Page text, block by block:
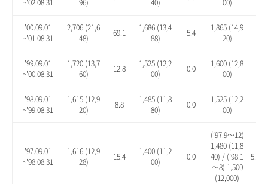
~'02.08.31
96)
40)
00)
'00.09.01
~'01.08.31
2,706 (21,6
48)
69.1
1,686 (13,4
88)
5.4
1,865 (14,9
20)
'99.09.01
~'00.08.31
1,720 (13,7
60)
12.8
1,525 (12,2
00)
0.0
1,600 (12,8
00)
'98.09.01
~'99.08.31
1,615 (12,9
20)
8.8
1,485 (11,8
80)
0.0
1,525 (12,2
00)
'97.09.01
~'98.08.31
1,616 (12,9
28)
15.4
1,400 (11,2
00)
0.0
(’97.9～12)
1,480 (11,8
40) / (’98.1
～8) 1,500
(12,000)
5.7 /